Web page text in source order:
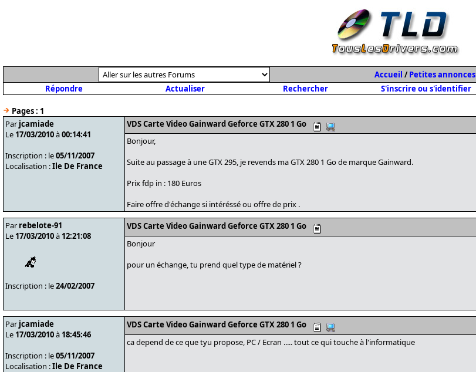
Accueil /Petites annonces
Répondre
Actualiser Rechercher S'inscrire ou s'identifier
Pages : 1
Par jcamiade
Le 17/03/2010à00:14:41
Inscription : le05/11/2007
Localisation :Ile De France
VDS Carte Video Gainward Geforce GTX 280 1 Go
Bonjour,
Suite au passage à une GTX 295, je revends ma GTX 280 1 Go de marque Gainward.
Prix fdp in : 180 Euros
Faire offre d'échange si intéréssé ou offre de prix .
Par rebelote-91
Le 17/03/2010à 12:21:08
Inscription : le24/02/2007
VDS Carte Video Gainward Geforce GTX 280 1 Go
Bonjour
pour un échange, tu prend quel type de matériel ?
Par jcamiade
Le 17/03/2010à 18:45:46
Inscription : le05/11/2007
Localisation :Ile De France
VDS Carte Video Gainward Geforce GTX 280 1 Go
ca depend de ce que tyu propose, PC / Ecran ..... tout ce qui touche à l'informatique